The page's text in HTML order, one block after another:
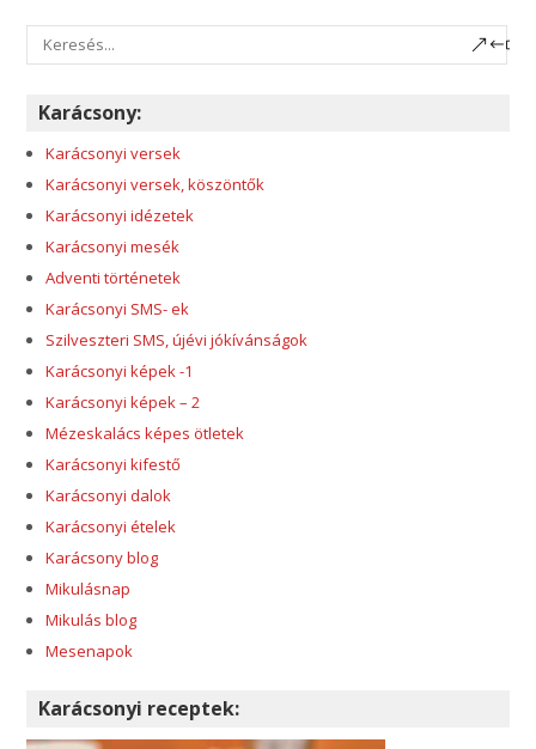
Karácsony:
Karácsonyi versek
Karácsonyi versek, köszöntők
Karácsonyi idézetek
Karácsonyi mesék
Adventi történetek
Karácsonyi SMS- ek
Szilveszteri SMS, újévi jókívánságok
Karácsonyi képek -1
Karácsonyi képek – 2
Mézeskalács képes ötletek
Karácsonyi kifestő
Karácsonyi dalok
Karácsonyi ételek
Karácsony blog
Mikulásnap
Mikulás blog
Mesenapok
Karácsonyi receptek: